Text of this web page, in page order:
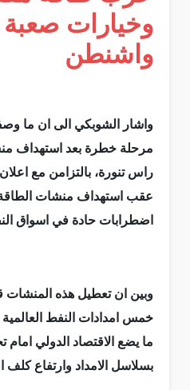
وخيارات صعبة
واشنطن
واشار الشوبكي الى ان ما
مرحلة خطرة بعد استهداف
راس تنورة، بالتزامن مع
عقب استهداف منشات
اضطرابات حادة في اسواق
وبين ان تعطيل هذه المنشات
خمس امدادات النفط العالمية
ما يضع الاقتصاد الدولي امام
بسلاسل الامداد وارتفاع كلف